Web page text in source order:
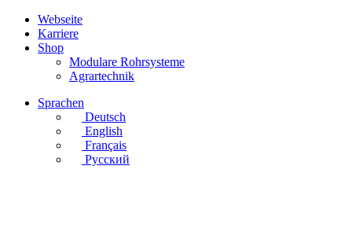
Webseite
Karriere
Shop
Modulare Rohrsysteme
Agrartechnik
Sprachen
Deutsch
English
Français
Русский